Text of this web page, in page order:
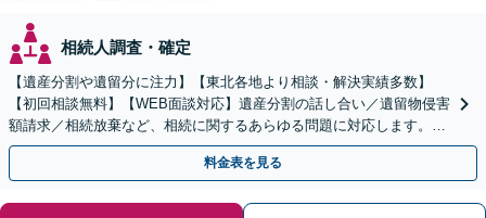
相続人調査・確定
【遺産分割や遺留分に注力】【東北各地より相談・解決実績多数】
【初回相談無料】【WEB面談対応】遺産分割の話し合い／遺留物侵害
額請求／相続放棄など、相続に関するあらゆる問題に対応します。ご
事情やご意向を丁寧にお聞きし、有利な解決を目指します
料金表を見る